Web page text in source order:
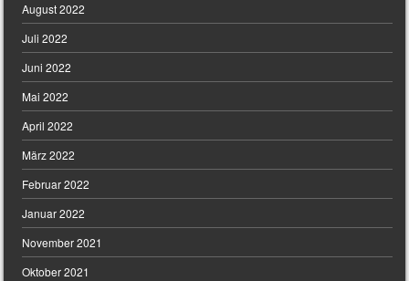
August 2022
Juli 2022
Juni 2022
Mai 2022
April 2022
März 2022
Februar 2022
Januar 2022
November 2021
Oktober 2021